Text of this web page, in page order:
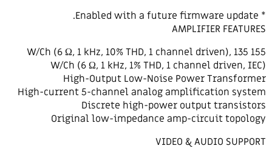
* Enabled with a future firmware update.
AMPLIFIER FEATURES
155 W/Ch (6 Ω, 1 kHz, 10% THD, 1 channel driven), 135
W/Ch (6 Ω, 1 kHz, 1% THD, 1 channel driven, IEC)
High-Output Low-Noise Power Transformer
High-current 5-channel analog amplification system
Discrete high-power output transistors
Original low-impedance amp-circuit topology
VIDEO & AUDIO SUPPORT